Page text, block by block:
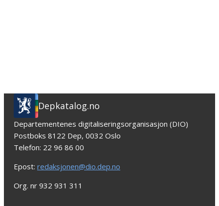
Depkatalog.no
Departementenes digitaliseringsorganisasjon (DIO)
Postboks 8122 Dep, 0032 Oslo
Telefon: 22 96 86 00
Epost: redaksjonen@dio.dep.no
Org. nr 932 931 311